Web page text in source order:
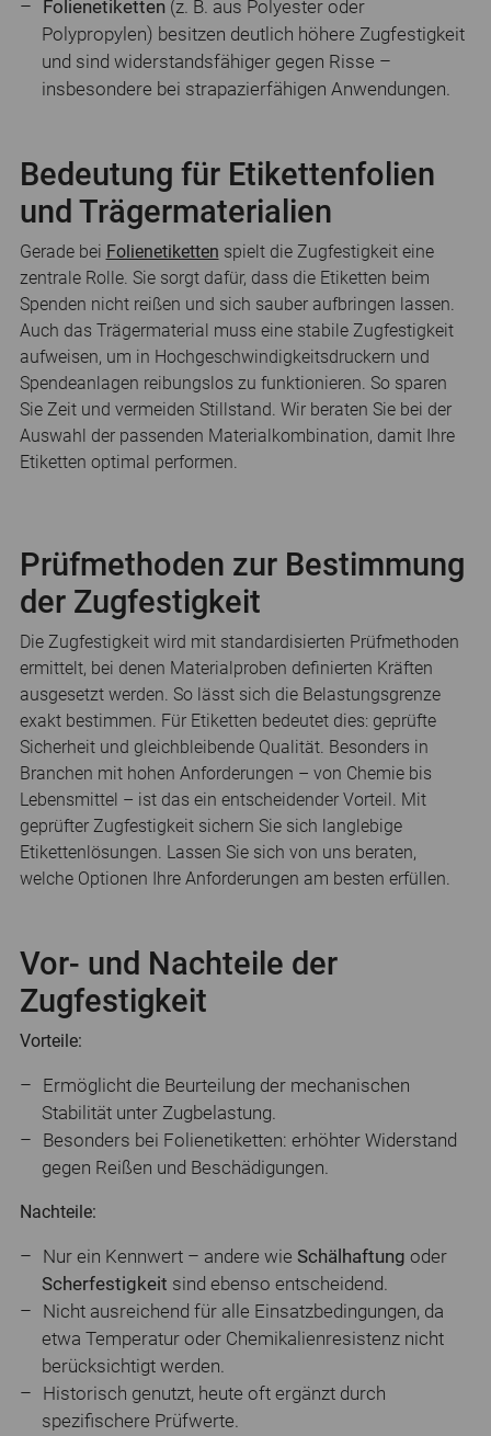
Folienetiketten(z. B. aus Polyester oder
Polypropylen) besitzen deutlich höhere Zugfestigkeit
und sind widerstandsfähiger gegen Risse –
insbesondere bei strapazierfähigen Anwendungen.
Bedeutung für Etikettenfolien
und Trägermaterialien
Gerade bei Folienetiketten spielt die Zugfestigkeit eine
zentrale Rolle. Sie sorgt dafür, dass die Etiketten beim
Spenden nicht reißen und sich sauber aufbringen lassen.
Auch das Trägermaterial muss eine stabile Zugfestigkeit
aufweisen, um in Hochgeschwindigkeitsdruckern und
Spendeanlagen reibungslos zu funktionieren. So sparen
Sie Zeit und vermeiden Stillstand. Wir beraten Sie bei der
Auswahl der passenden Materialkombination, damit Ihre
Etiketten optimal performen.
Prüfmethoden zur Bestimmung
der Zugfestigkeit
Die Zugfestigkeit wird mit standardisierten Prüfmethoden
ermittelt, bei denen Materialproben definierten Kräften
ausgesetzt werden. So lässt sich die Belastungsgrenze
exakt bestimmen. Für Etiketten bedeutet dies: geprüfte
Sicherheit und gleichbleibende Qualität. Besonders in
Branchen mit hohen Anforderungen – von Chemie bis
Lebensmittel – ist das ein entscheidender Vorteil. Mit
geprüfter Zugfestigkeit sichern Sie sich langlebige
Etikettenlösungen. Lassen Sie sich von uns beraten,
welche Optionen Ihre Anforderungen am besten erfüllen.
Vor- und Nachteile der
Zugfestigkeit
Vorteile:
Ermöglicht die Beurteilung der mechanischen
Stabilität unter Zugbelastung.
Besonders bei Folienetiketten: erhöhter Widerstand
gegen Reißen und Beschädigungen.
Nachteile:
Nur ein Kennwert – andere wie Schälhaftung oder
Scherfestigkeit sind ebenso entscheidend.
Nicht ausreichend für alle Einsatzbedingungen, da
etwa Temperatur oder Chemikalienresistenz nicht
berücksichtigt werden.
Historisch genutzt, heute oft ergänzt durch
spezifischere Prüfwerte.